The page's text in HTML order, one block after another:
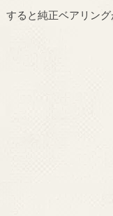
すると純正ベアリング